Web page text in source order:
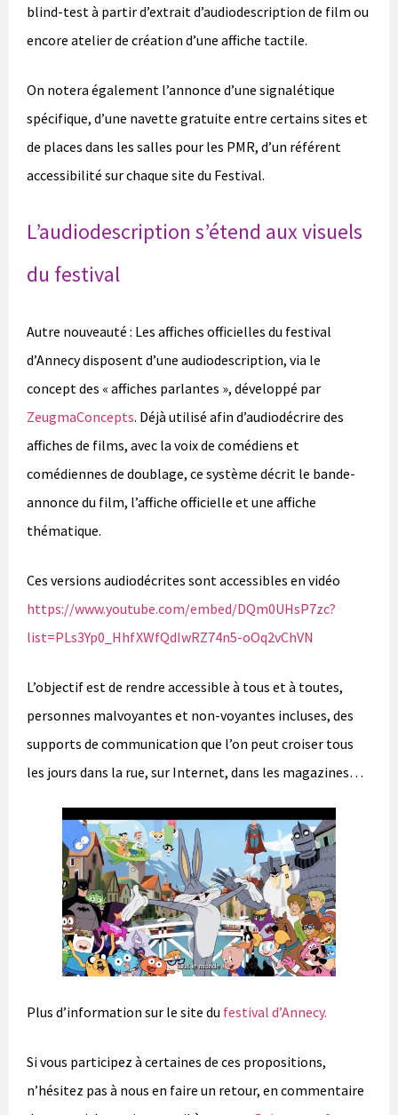
blind-test à partir d’extrait d’audiodescription de film ou
encore atelier de création d’une affiche tactile.
On notera également l’annonce d’une signalétique
spécifique, d’une navette gratuite entre certains sites et
de places dans les salles pour les PMR, d’un référent
accessibilité sur chaque site du Festival.
L’audiodescription s’étend aux visuels
du festival
Autre nouveauté : Les affiches officielles du festival
d’Annecy disposent d’une audiodescription, via le
concept des « affiches parlantes », développé par
ZeugmaConcepts. Déjà utilisé afin d’audiodécrire des
affiches de films, avec la voix de comédiens et
comédiennes de doublage, ce système décrit le bande-
annonce du film, l’affiche officielle et une affiche
thématique.
Ces versions audiodécrites sont accessibles en vidéo
https://www.youtube.com/embed/DQm0UHsP7zc?
list=PLs3Yp0_HhfXWfQdIwRZ74n5-oOq2vChVN
L’objectif est de rendre accessible à tous et à toutes,
personnes malvoyantes et non-voyantes incluses, des
supports de communication que l’on peut croiser tous
les jours dans la rue, sur Internet, dans les magazines…
Plus d’information sur le site du festival d’Annecy.
Si vous participez à certaines de ces propositions,
n’hésitez pas à nous en faire un retour, en commentaire